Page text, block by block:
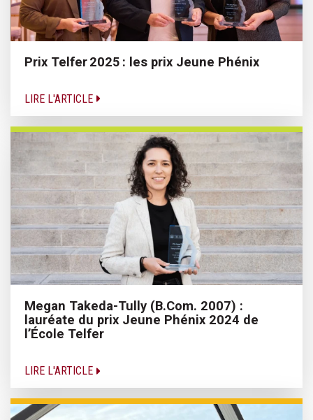
Prix Telfer 2025 : les prix Jeune Phénix
LIRE L'ARTICLE
Megan Takeda-Tully (B.Com. 2007) :
lauréate du prix Jeune Phénix 2024 de
l’École Telfer
LIRE L'ARTICLE